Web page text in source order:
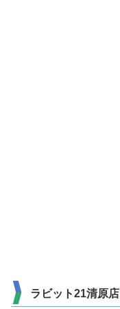
ラビット21清原店